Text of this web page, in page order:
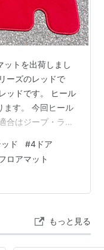
ットを出荷しまし
ーズのレッドで
ッドです。 ヒール
ます。 今回ヒール
合はジープ・ラン
ドル用です。 前
2 前期 4ドア
4ドア 右ハンド
ナー後 4ドア …
ド #4ドア
ロアマット
もっと見る